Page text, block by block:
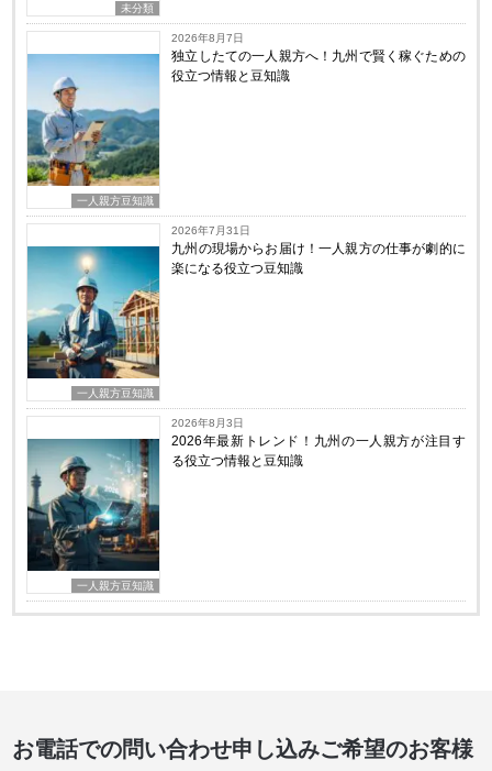
未分類
一人親方豆知識
2026年8月7日
独立したての一人親方へ！九州で賢く稼ぐための
役立つ情報と豆知識
一人親方豆知識
2026年7月31日
九州の現場からお届け！一人親方の仕事が劇的に
楽になる役立つ豆知識
一人親方豆知識
2026年8月3日
2026年最新トレンド！九州の一人親方が注目す
る役立つ情報と豆知識
お電話での問い合わせ申し込みご希望のお客様